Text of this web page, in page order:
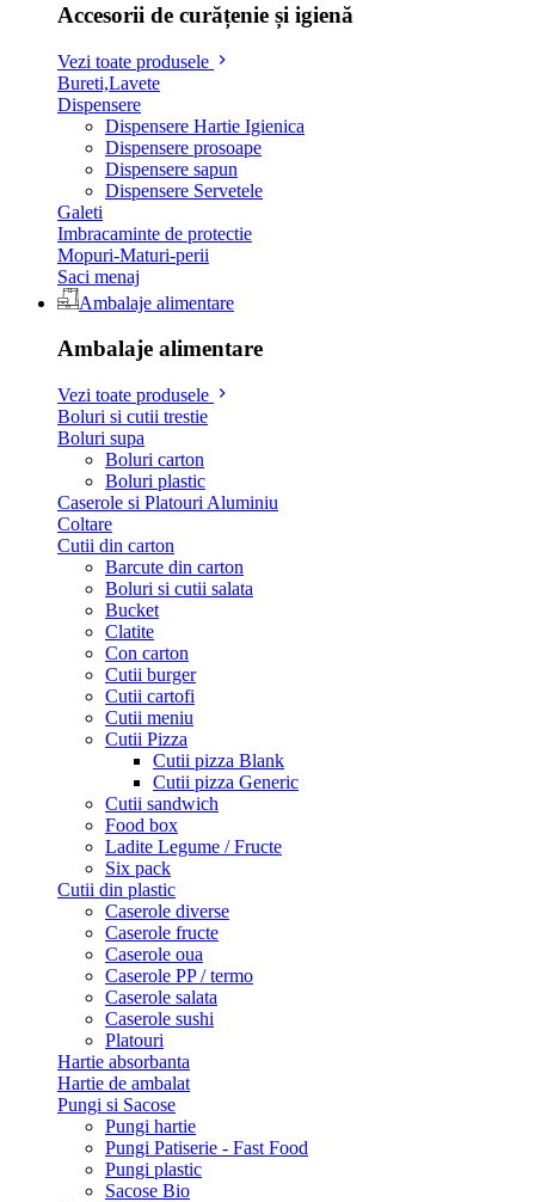
Accesorii de curățenie și igienă
Vezi toate produsele
Bureti,Lavete
Dispensere
Dispensere Hartie Igienica
Dispensere prosoape
Dispensere sapun
Dispensere Servetele
Galeti
Imbracaminte de protectie
Mopuri-Maturi-perii
Saci menaj
Ambalaje alimentare
Ambalaje alimentare
Vezi toate produsele
Boluri si cutii trestie
Boluri supa
Boluri carton
Boluri plastic
Caserole si Platouri Aluminiu
Coltare
Cutii din carton
Barcute din carton
Boluri si cutii salata
Bucket
Clatite
Con carton
Cutii burger
Cutii cartofi
Cutii meniu
Cutii Pizza
Cutii pizza Blank
Cutii pizza Generic
Cutii sandwich
Food box
Ladite Legume / Fructe
Six pack
Cutii din plastic
Caserole diverse
Caserole fructe
Caserole oua
Caserole PP / termo
Caserole salata
Caserole sushi
Platouri
Hartie absorbanta
Hartie de ambalat
Pungi si Sacose
Pungi hartie
Pungi Patiserie - Fast Food
Pungi plastic
Sacose Bio